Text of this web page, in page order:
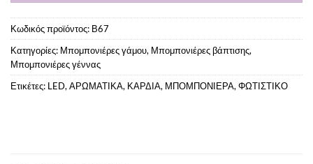
Κωδικός προϊόντος: Β67
Κατηγορίες: Μπομπονιέρες γάμου, Μπομπονιέρες βάπτισης,
Μπομπονιέρες γέννας
Ετικέτες: LED, ΑΡΩΜΑΤΙΚΑ, ΚΑΡΔΙΑ, ΜΠΟΜΠΟΝΙΕΡΑ, ΦΩΤΙΣΤΙΚΟ